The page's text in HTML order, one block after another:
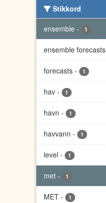
Stikkord
ensemble - 1
ensemble forecasts
forecasts - 1
hav - 1
havn - 1
havvann - 1
level - 1
met - 1
MET - 1